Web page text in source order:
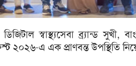
ডিজিটাল স্বাস্থ্যসেবা ব্র্যান্ড
২০২৬-এ এক প্রাণবন্ত উপস্থিতি